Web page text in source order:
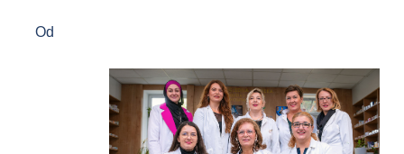
Od